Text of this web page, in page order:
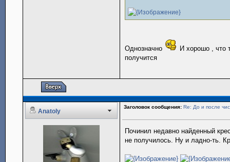
Однозначно
И хорошо , что
получится
Anatoly
Заголовок сообщения: Re: До и после
Починил недавно найденный
не получилось. Ну и ладно-ть.